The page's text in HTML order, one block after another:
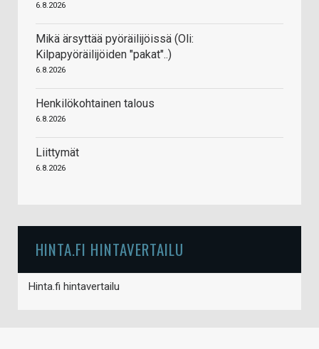
6.8.2026
Mikä ärsyttää pyöräilijöissä (Oli:
Kilpapyöräilijöiden "pakat"..)
6.8.2026
Henkilökohtainen talous
6.8.2026
Liittymät
6.8.2026
HINTA.FI HINTAVERTAILU
Hinta.fi hintavertailu